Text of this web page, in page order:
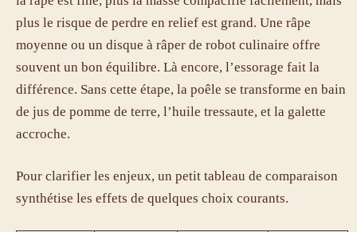
plus le risque de perdre en relief est grand. Une râpe
moyenne ou un disque à râper de robot culinaire offre
souvent un bon équilibre. Là encore, l’essorage fait la
différence. Sans cette étape, la poêle se transforme en bain
de jus de pomme de terre, l’huile tressaute, et la galette
accroche.
Pour clarifier les enjeux, un petit tableau de comparaison
synthétise les effets de quelques choix courants.